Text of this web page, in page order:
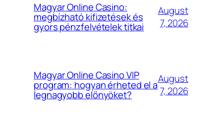
Magyar Online Casino:
megbízható kifizetések és
gyors pénzfelvételek titkai
August
7, 2026
Magyar Online Casino VIP
program: hogyan érheted el a
legnagyobb előnyöket?
August
7, 2026